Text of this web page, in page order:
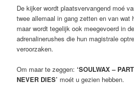
De kijker wordt plaatsvervangend moé
twee allemaal in gang zetten en van wat
maar wordt tegelijk ook meegevoerd in
adrenalinerushes die hun magistrale
veroorzaken.
Om maar te zeggen: ‘SOULWAX –
NEVER DIES’ moét u gezien hebben.